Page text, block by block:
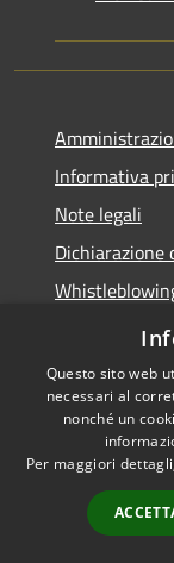
Informativa
Note legali
Dichiarazione
Piano di
Accessibilità
Questo sito web
necessari al
nonché un
Per maggiori